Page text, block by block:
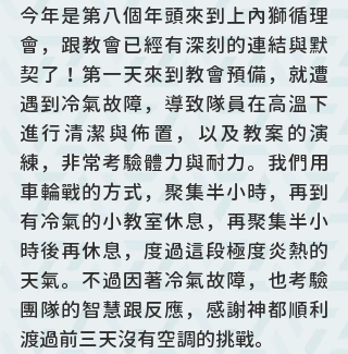
今年是第八個年頭來到上內獅循理
會，跟教會已經有深刻的連結與默
契了！第一天來到教會預備，就遭
遇到冷氣故障，導致隊員在高溫下
進行清潔與佈置，以及教案的演
練，非常考驗體力與耐力。我們用
車輪戰的方式，聚集半小時，再到
有冷氣的小教室休息，再聚集半小
時後再休息，度過這段極度炎熱的
天氣。不過因著冷氣故障，也考驗
團隊的智慧跟反應，感謝神都順利
渡過前三天沒有空調的挑戰。